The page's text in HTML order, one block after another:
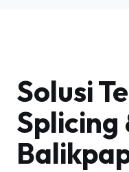
Solusi
Splicing